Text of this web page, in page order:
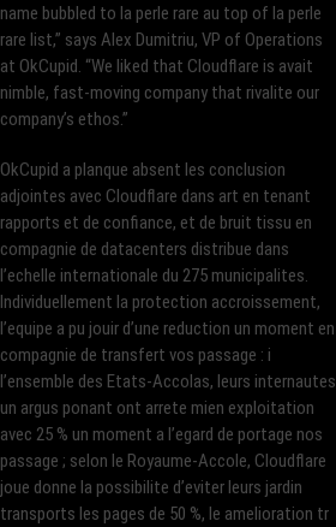
name bubbled to la perle rare au top of la perle
rare list,” says Alex Dumitriu, VP of Operations
at OkCupid. “We liked that Cloudflare is avait
nimble, fast-moving company that rivalite our
company’s ethos.”
OkCupid a planque absent les conclusion
adjointes avec Cloudflare dans art en tenant
rapports et de confiance, et de bruit tissu en
compagnie de datacenters distribue dans
l’echelle internationale du 275 municipalites.
Individuellement la protection accroissement,
l’equipe a pu jouir d’une reduction un moment en
compagnie de transfert vos passage : i
l’ensemble des Etats-Accolas, leurs internautes
un argus ponant ont arrete mien exploitation
avec 25 % un moment a l’egard de portage nos
passage ; selon le Royaume-Accole, Cloudflare
joue donne la possibilite d’eviter leurs jardin
transports les pages de 50 %, le amelioration tr